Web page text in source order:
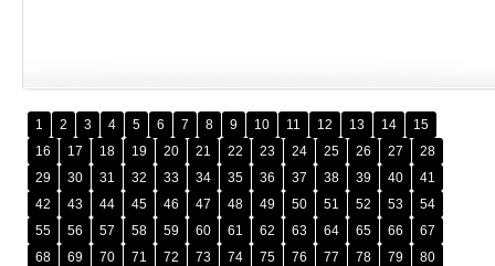
1 2 3 4 5 6 7 8 9 10 11 12 13 14
15
16
17 18 19 20 21 22 23 24 25 26 27
28
29
30 31 32 33 34 35 36 37 38 39 40
41
42
43 44 45 46 47 48 49 50 51 52 53
54
55
56 57 58 59 60 61 62 63 64 65 66
67
68
69 70 71 72 73 74 75 76 77 78 79
80